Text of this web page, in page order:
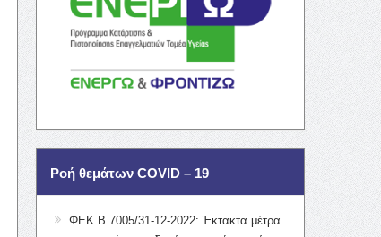
Ροή θεμάτων COVID – 19
ΦΕΚ Β 7005/31-12-2022: Έκτακτα μέτρα